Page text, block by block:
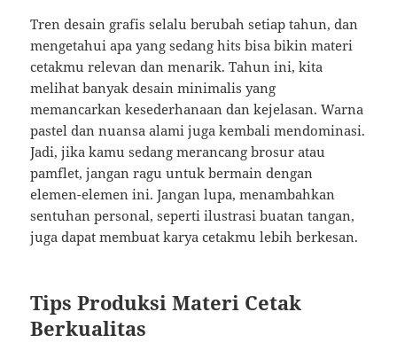
Tren desain grafis selalu berubah setiap tahun, dan
mengetahui apa yang sedang hits bisa bikin materi
cetakmu relevan dan menarik. Tahun ini, kita
melihat banyak desain minimalis yang
memancarkan kesederhanaan dan kejelasan. Warna
pastel dan nuansa alami juga kembali mendominasi.
Jadi, jika kamu sedang merancang brosur atau
pamflet, jangan ragu untuk bermain dengan
elemen-elemen ini. Jangan lupa, menambahkan
sentuhan personal, seperti ilustrasi buatan tangan,
juga dapat membuat karya cetakmu lebih berkesan.
Tips Produksi Materi Cetak
Berkualitas